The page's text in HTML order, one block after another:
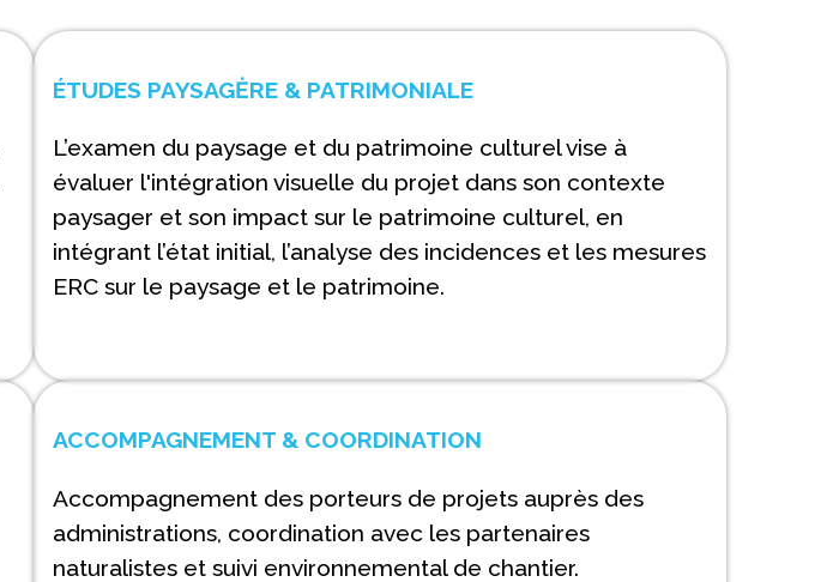
ÉTUDES PAYSAGĖRE & PATRIMONIALE
L’examen du paysage et du patrimoine culturel vise à
évaluer l'intégration visuelle du projet dans son contexte
paysager et son impact sur le patrimoine culturel, en
intégrant l’état initial, l’analyse des incidences et les mesures
ERC sur le paysage et le patrimoine.
ACCOMPAGNEMENT & COORDINATION
Accompagnement des porteurs de projets auprès des
administrations, coordination avec les partenaires
naturalistes et suivi environnemental de chantier.